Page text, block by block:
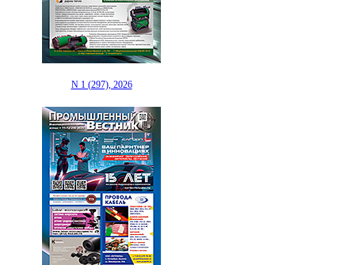
N 1 (297), 2026